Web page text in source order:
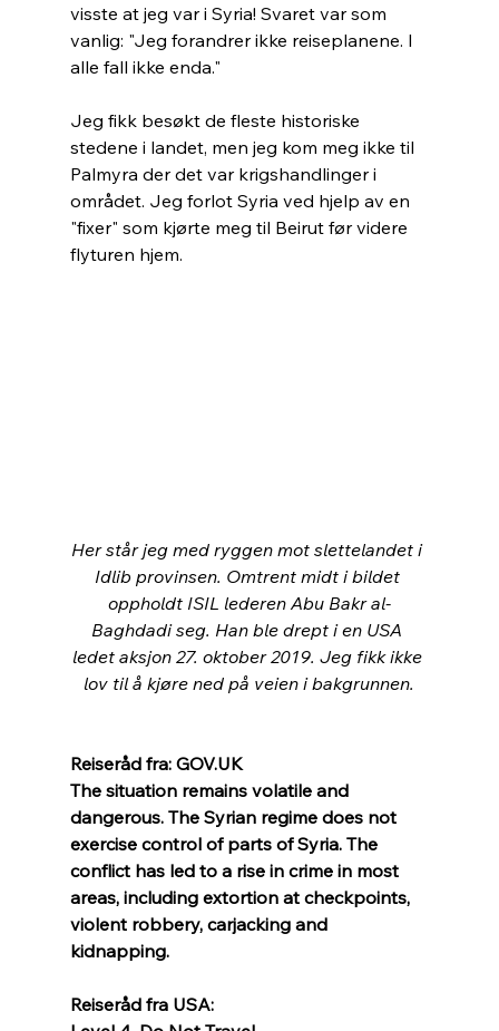
visste at jeg var i Syria! Svaret var som
vanlig: "Jeg forandrer ikke reiseplanene. I
alle fall ikke enda."
Jeg fikk besøkt de fleste historiske
stedene i landet, men jeg kom meg ikke til
Palmyra der det var krigshandlinger i
området. Jeg forlot Syria ved hjelp av en
"fixer" som kjørte meg til Beirut før videre
flyturen hjem.
Her står jeg med ryggen mot slettelandet i
Idlib provinsen. Omtrent midt i bildet
oppholdt ISIL lederen Abu Bakr al-
Baghdadi seg. Han ble drept i en USA
ledet aksjon 27. oktober 2019. Jeg fikk ikke
lov til å kjøre ned på veien i bakgrunnen.
Reiseråd fra: GOV.UK
The situation remains volatile and
dangerous. The Syrian regime does not
exercise control of parts of Syria. The
conflict has led to a rise in crime in most
areas, including extortion at checkpoints,
violent robbery, carjacking and
kidnapping.
Reiseråd fra USA: